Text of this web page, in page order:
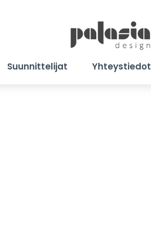
Suunnittelijat Yhteystiedot